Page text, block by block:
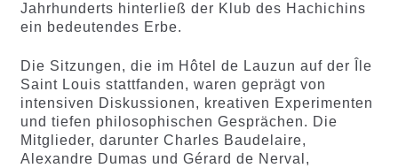
Jahrhunderts hinterließ der Klub des Hachichins
ein bedeutendes Erbe.
Die Sitzungen, die im Hôtel de Lauzun auf der Île
Saint Louis stattfanden, waren geprägt von
intensiven Diskussionen, kreativen Experimenten
und tiefen philosophischen Gesprächen. Die
Mitglieder, darunter Charles Baudelaire,
Alexandre Dumas und Gérard de Nerval,